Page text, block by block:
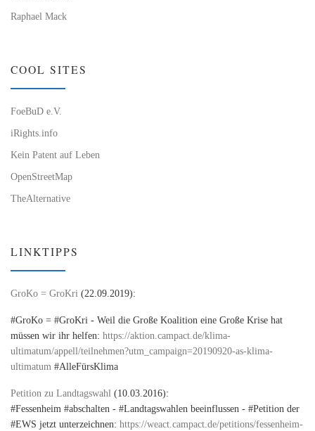
Raphael Mack
COOL SITES
FoeBuD e.V.
iRights.info
Kein Patent auf Leben
OpenStreetMap
TheAlternative
LINKTIPPS
GroKo = GroKri (22.09.2019):
#GroKo = #GroKri - Weil die Große Koalition eine Große Krise hat
müssen wir ihr helfen: https://aktion.campact.de/klima-
ultimatum/appell/teilnehmen?utm_campaign=20190920-as-klima-
ultimatum #AlleFürsKlima
Petition zu Landtagswahl (10.03.2016):
#Fessenheim #abschalten - #Landtagswahlen beeinflussen - #Petition der
#EWS jetzt unterzeichnen: https://weact.campact.de/petitions/fessenheim-